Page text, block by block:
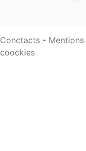
Conctacts -
coockies